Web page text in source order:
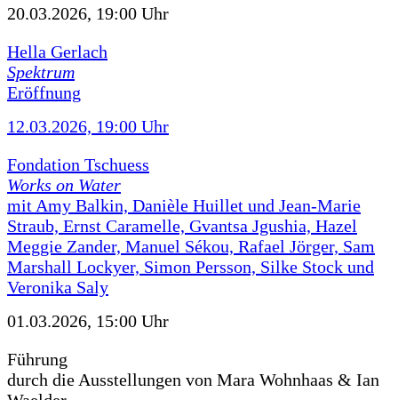
20.03.2026, 19:00 Uhr
Hella Gerlach
Spektrum
Eröffnung
12.03.2026, 19:00 Uhr
Fondation Tschuess
Works on Water
mit Amy Balkin, Danièle Huillet und Jean-Marie
Straub, Ernst Caramelle, Gvantsa Jgushia, Hazel
Meggie Zander, Manuel Sékou, Rafael Jörger, Sam
Marshall Lockyer, Simon Persson, Silke Stock und
Veronika Saly
01.03.2026, 15:00 Uhr
Führung
durch die Ausstellungen von Mara Wohnhaas & Ian